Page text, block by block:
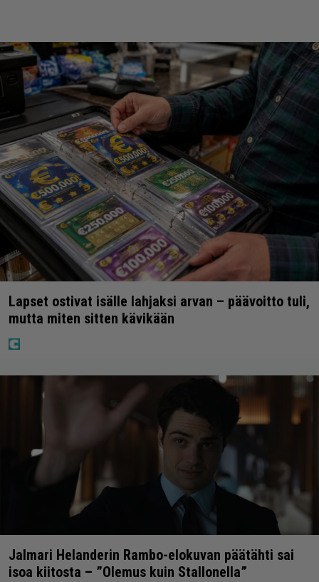
Lapset ostivat isälle lahjaksi arvan – päävoitto tuli,
mutta miten sitten kävikään
Jalmari Helanderin Rambo-elokuvan päätähti sai
isoa kiitosta – ”Olemus kuin Stallonella”